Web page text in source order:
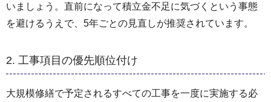
いましょう。直前になって積立金不足に気づくという事態
を避けるうえで、5年ごとの見直しが推奨されています。
2. 工事項目の優先順位付け
大規模修繕で予定されるすべての工事を一度に実施する必